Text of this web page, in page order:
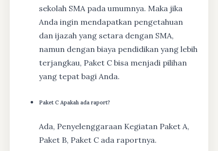
sekolah SMA pada umumnya. Maka jika
Anda ingin mendapatkan pengetahuan
dan ijazah yang setara dengan SMA,
namun dengan biaya pendidikan yang lebih
terjangkau, Paket C bisa menjadi pilihan
yang tepat bagi Anda.
Paket C Apakah ada raport?
Ada, Penyelenggaraan Kegiatan Paket A,
Paket B, Paket C ada raportnya.